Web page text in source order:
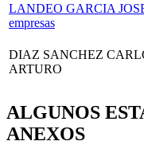
LANDEO GARCIA
empresas
DIAZ SANCHEZ
ARTURO
ALGUNOS
ANEXOS